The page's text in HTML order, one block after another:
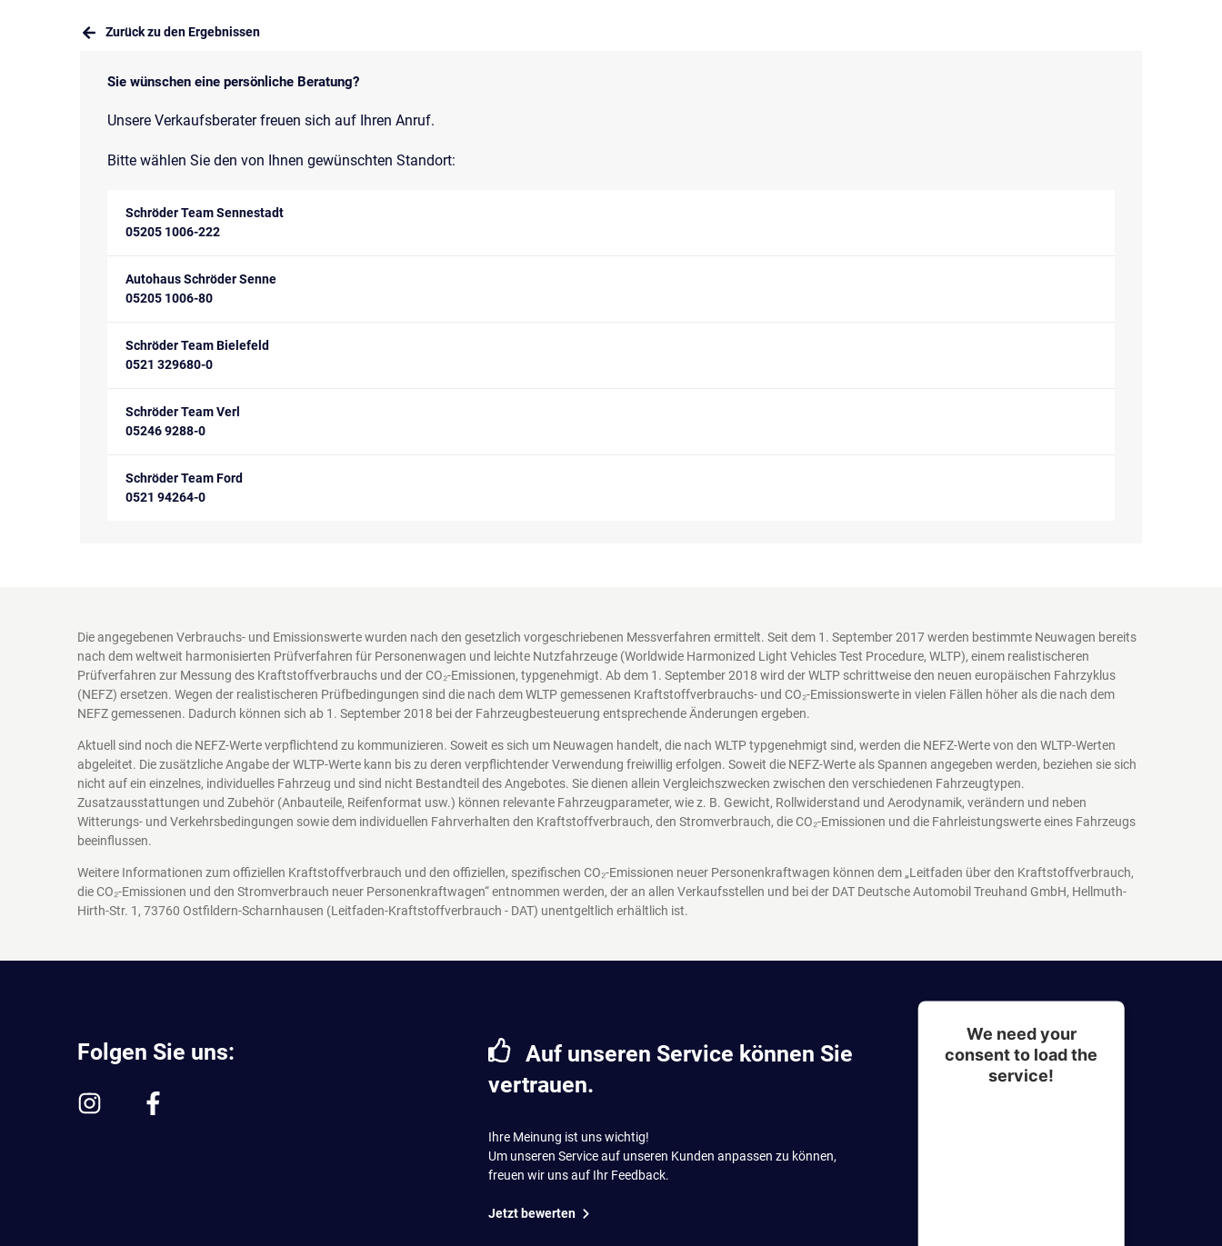
Zurück zu den Ergebnissen
Sie wünschen eine persönliche Beratung?
Unsere Verkaufsberater freuen sich auf Ihren Anruf.
Bitte wählen Sie den von Ihnen gewünschten Standort:
Schröder Team Sennestadt
05205 1006-222
Autohaus Schröder Senne
05205 1006-80
Schröder Team Bielefeld
0521 329680-0
Schröder Team Verl
05246 9288-0
Schröder Team Ford
0521 94264-0
Die angegebenen Verbrauchs- und Emissionswerte wurden nach den gesetzlich vorgeschriebenen Messverfahren ermittelt. Seit dem 1. September 2017 werden bestimmte Neuwagen bereits
nach dem weltweit harmonisierten Prüfverfahren für Personenwagen und leichte Nutzfahrzeuge (Worldwide Harmonized Light Vehicles Test Procedure, WLTP), einem realistischeren
Prüfverfahren zur Messung des Kraftstoffverbrauchs und der CO₂-Emissionen, typgenehmigt. Ab dem 1. September 2018 wird der WLTP schrittweise den neuen europäischen Fahrzyklus
(NEFZ) ersetzen. Wegen der realistischeren Prüfbedingungen sind die nach dem WLTP gemessenen Kraftstoffverbrauchs- und CO₂-Emissionswerte in vielen Fällen höher als die nach dem
NEFZ gemessenen. Dadurch können sich ab 1. September 2018 bei der Fahrzeugbesteuerung entsprechende Änderungen ergeben.
Aktuell sind noch die NEFZ-Werte verpflichtend zu kommunizieren. Soweit es sich um Neuwagen handelt, die nach WLTP typgenehmigt sind, werden die NEFZ-Werte von den WLTP-Werten
abgeleitet. Die zusätzliche Angabe der WLTP-Werte kann bis zu deren verpflichtender Verwendung freiwillig erfolgen. Soweit die NEFZ-Werte als Spannen angegeben werden, beziehen sie sich
nicht auf ein einzelnes, individuelles Fahrzeug und sind nicht Bestandteil des Angebotes. Sie dienen allein Vergleichszwecken zwischen den verschiedenen Fahrzeugtypen.
Zusatzausstattungen und Zubehör (Anbauteile, Reifenformat usw.) können relevante Fahrzeugparameter, wie z. B. Gewicht, Rollwiderstand und Aerodynamik, verändern und neben
Witterungs- und Verkehrsbedingungen sowie dem individuellen Fahrverhalten den Kraftstoffverbrauch, den Stromverbrauch, die CO₂-Emissionen und die Fahrleistungswerte eines Fahrzeugs
beeinflussen.
Weitere Informationen zum offiziellen Kraftstoffverbrauch und den offiziellen, spezifischen CO₂-Emissionen neuer Personenkraftwagen können dem „Leitfaden über den Kraftstoffverbrauch,
die CO₂-Emissionen und den Stromverbrauch neuer Personenkraftwagen“ entnommen werden, der an allen Verkaufsstellen und bei der DAT Deutsche Automobil Treuhand GmbH, Hellmuth-
Hirth-Str. 1, 73760 Ostfildern-Scharnhausen (Leitfaden-Kraftstoffverbrauch - DAT) unentgeltlich erhältlich ist.
Folgen Sie uns:
Auf unseren Service können Sie
vertrauen.
Ihre Meinung ist uns wichtig!
Um unseren Service auf unseren Kunden anpassen zu können,
freuen wir uns auf Ihr Feedback.
Jetzt bewerten
We need your
consent to load the
service!